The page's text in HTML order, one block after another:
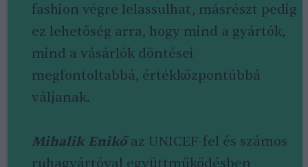
fashion végre lelassulhat, másrészt pedig
ez lehetőség arra, hogy mind a gyártók,
mind a vásárlók döntései
megfontoltabbá, értékközpontúbbá
váljanak.
Mihalik Enikőaz UNICEF-fel és számos
ruhagyártóval együttműködésben